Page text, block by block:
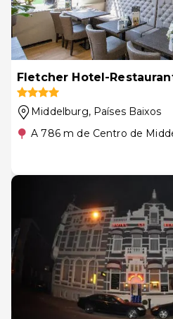
Fletcher Hotel-
Middelburg, Países Baixos
A 786 m de Centro de